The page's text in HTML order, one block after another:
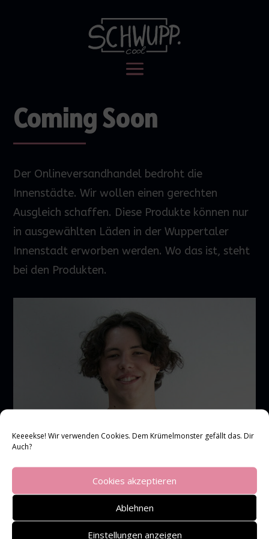
Keeeekse! Wir verwenden Cookies. Dem Krümelmonster gefällt das. Dir
Auch?
Cookies akzeptieren
Ablehnen
Einstellungen anzeigen
Coming Soon
Der Onlineversandhandel bedroht die
Innenstädte. Wir wollen einen gerechten
Ausgleich schaffen. Diese Produkte können nur
in ausgewählten Läden in der Wuppertaler
Innenstadt erworben werden. Wo das ist, steht
bei den Produkten.